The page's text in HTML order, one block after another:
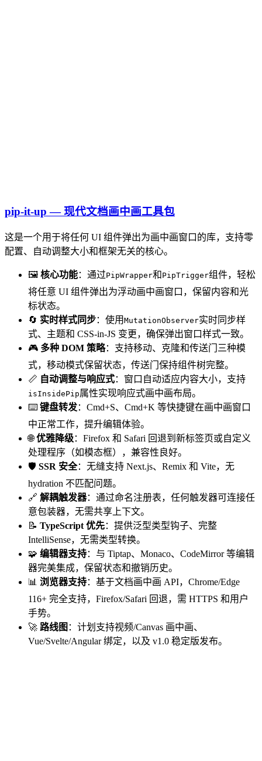
pip-it-up — 现代文档画中画工具包
这是一个用于将任何 UI 组件弹出为画中画窗口的库，支持零
配置、自动调整大小和框架无关的核心。
🖼️ 核心功能：通过PipWrapper和 PipTrigger组件，轻松
将任意 UI 组件弹出为浮动画中画窗口，保留内容和光
标状态。
🔄 实时样式同步：使用 MutationObserver实时同步样
式、主题和 CSS-in-JS 变更，确保弹出窗口样式一致。
🎮 多种 DOM 策略：支持移动、克隆和传送门三种模
式，移动模式保留状态，传送门保持组件树完整。
📏 自动调整与响应式：窗口自动适应内容大小，支持
isInsidePip属性实现响应式画中画布局。
⌨️ 键盘转发：Cmd+S、Cmd+K 等快捷键在画中画窗口
中正常工作，提升编辑体验。
🌐优雅降级：Firefox 和 Safari 回退到新标签页或自定义
处理程序（如模态框），兼容性良好。
🛡️ SSR 安全：无缝支持 Next.js、Remix 和 Vite，无
hydration 不匹配问题。
🔗 解耦触发器：通过命名注册表，任何触发器可连接任
意包装器，无需共享上下文。
📝 TypeScript 优先：提供泛型类型钩子、完整
IntelliSense，无需类型转换。
🧩 编辑器支持：与 Tiptap、Monaco、CodeMirror 等编辑
器完美集成，保留状态和撤销历史。
📊 浏览器支持：基于文档画中画 API，Chrome/Edge
116+ 完全支持，Firefox/Safari 回退，需 HTTPS 和用户
手势。
🚀 路线图 ：计划支持视频/Canvas 画中画、
Vue/Svelte/Angular 绑定，以及 v1.0 稳定版发布。